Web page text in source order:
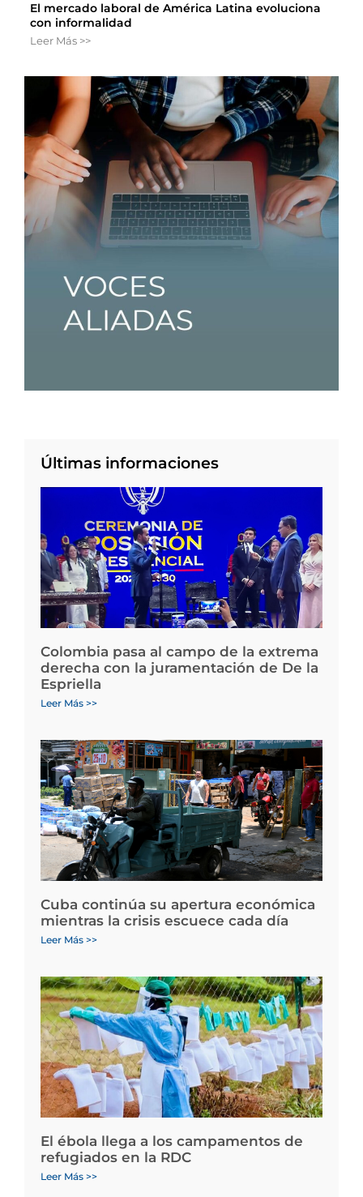
El mercado laboral de América Latina evoluciona
con informalidad
Leer Más >>
Últimas informaciones
Colombia pasa al campo de la extrema
derecha con la juramentación de De la
Espriella
Leer Más >>
Cuba continúa su apertura económica
mientras la crisis escuece cada día
Leer Más >>
El ébola llega a los campamentos de
refugiados en la RDC
Leer Más >>